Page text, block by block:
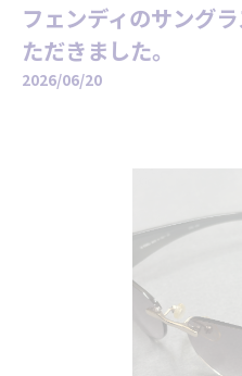
フェンディのサング
ただきました。
2026/06/20